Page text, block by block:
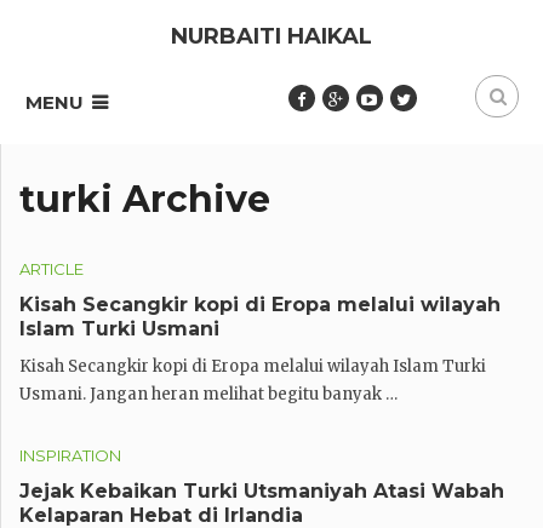
NURBAITI HAIKAL
MENU
turki Archive
ARTICLE
Kisah Secangkir kopi di Eropa melalui wilayah
Islam Turki Usmani
Kisah Secangkir kopi di Eropa melalui wilayah Islam Turki
Usmani. Jangan heran melihat begitu banyak …
INSPIRATION
Jejak Kebaikan Turki Utsmaniyah Atasi Wabah
Kelaparan Hebat di Irlandia